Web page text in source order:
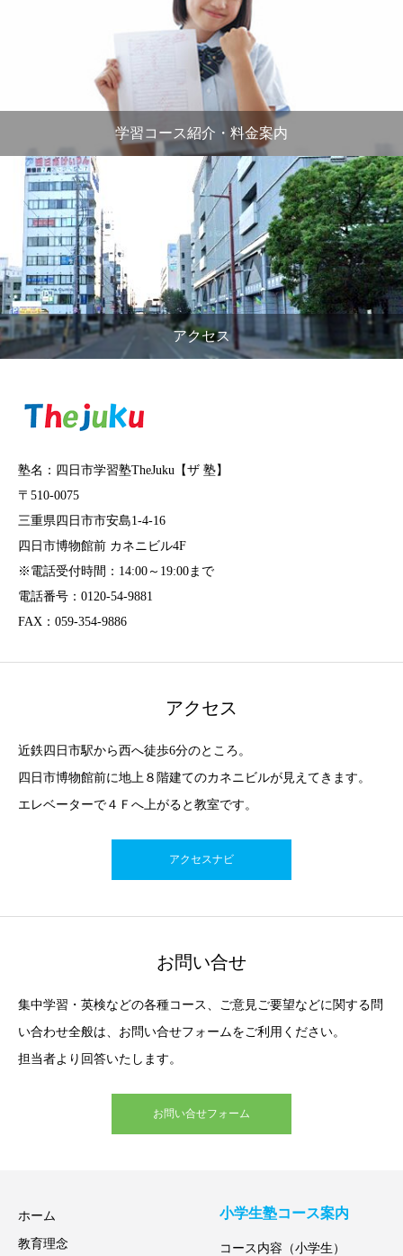
学習コース紹介・料金案内
アクセス
塾名：四日市学習塾TheJuku【ザ 塾】
〒510-0075
三重県四日市市安島1-4-16
四日市博物館前 カネニビル4F
※電話受付時間：14:00～19:00まで
電話番号：0120-54-9881
FAX：059-354-9886
アクセス
近鉄四日市駅から西へ徒歩6分のところ。
四日市博物館前に地上８階建てのカネニビルが見えてきます。
エレベーターで４Ｆへ上がると教室です。
アクセスナビ
お問い合せ
集中学習・英検などの各種コース、ご意見ご要望などに関する問
い合わせ全般は、お問い合せフォームをご利用ください。
担当者より回答いたします。
お問い合せフォーム
ホーム
教育理念
小学生塾コース案内
コース内容（小学生）